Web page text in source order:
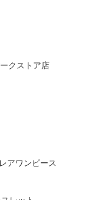
クストア店
アワンピース